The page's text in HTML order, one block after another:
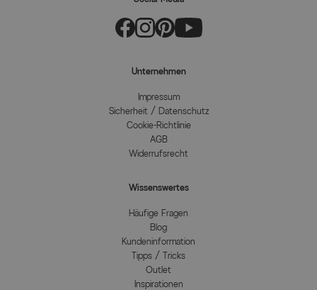
Unternehmen
Impressum
Sicherheit / Datenschutz
Cookie-Richtlinie
AGB
Widerrufsrecht
Wissenswertes
Häufige Fragen
Blog
Kundeninformation
Tipps / Tricks
Outlet
Inspirationen